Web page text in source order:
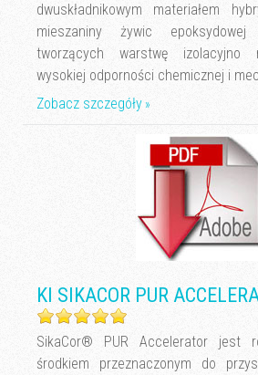
dwuskładnikowym materiałem
mieszaniny żywic
tworzących warstwę izolacyjno
wysokiej odporności chemicznej i
Zobacz szczegóły
KI SIKACOR PUR
SikaCor® PUR Accelerator jest
środkiem przeznaczonym do